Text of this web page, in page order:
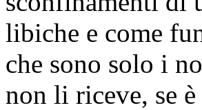
libiche e come
che sono solo i
non li riceve, se